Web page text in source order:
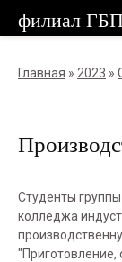
Главная » 2023 »
Студенты
колледжа
"Приготовление,